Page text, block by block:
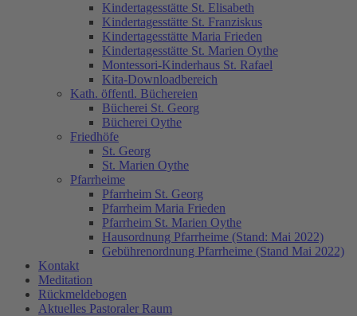
Kindertagesstätte St. Elisabeth
Kindertagesstätte St. Franziskus
Kindertagesstätte Maria Frieden
Kindertagesstätte St. Marien Oythe
Montessori-Kinderhaus St. Rafael
Kita-Downloadbereich
Kath. öffentl. Büchereien
Bücherei St. Georg
Bücherei Oythe
Friedhöfe
St. Georg
St. Marien Oythe
Pfarrheime
Pfarrheim St. Georg
Pfarrheim Maria Frieden
Pfarrheim St. Marien Oythe
Hausordnung Pfarrheime (Stand: Mai 2022)
Gebührenordnung Pfarrheime (Stand Mai 2022)
Kontakt
Meditation
Rückmeldebogen
Aktuelles Pastoraler Raum